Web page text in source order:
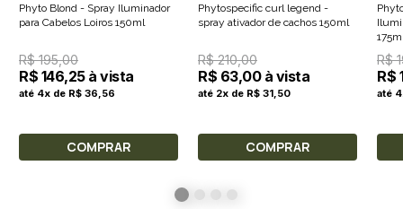
Phyto Blond - Spray Iluminador
para Cabelos Loiros 150ml
R$ 195,00
R$ 146,25 à vista
até 4x de R$ 36,56
COMPRAR
Phytospecific curl legend -
spray ativador de cachos 150ml
R$ 210,00
R$ 63,00 à vista
até 2x de R$ 31,50
COMPRAR
R$
R$
até